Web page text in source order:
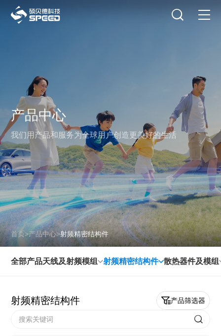
解决方案
创新与技术
智能制造
可持续发展
关于我们
投资者关系
选择语言 在线咨询
产品中心
我们用产品和服务为全球用户创造更美好的生活
首页>产品中心>射频精密结构件
全部产品天线及射频模组 射频精密结构件 散热器件及模组
射频精密结构件 产品筛选器